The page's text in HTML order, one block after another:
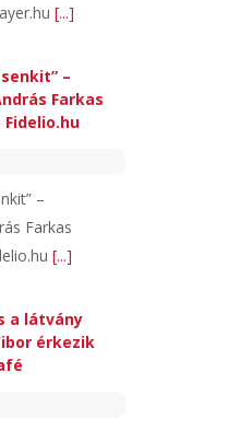
[...]
–
Farkas
–
Farkas
[...]
a látvány
érkezik